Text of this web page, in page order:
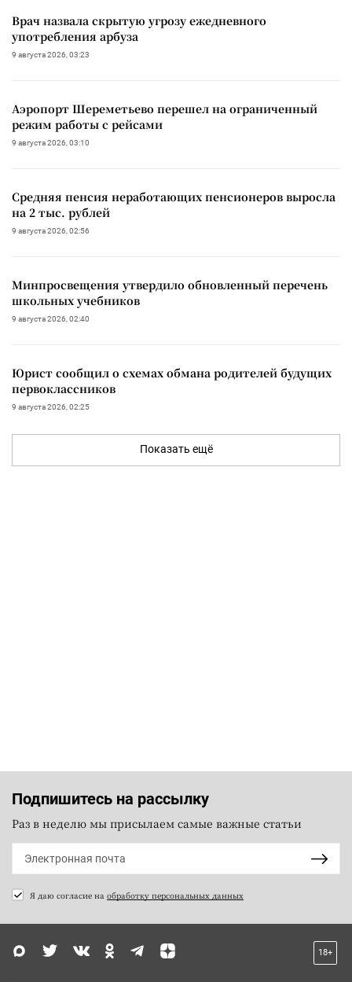
Врач назвала скрытую угрозу ежедневного
употребления арбуза
9 августа 2026, 03:23
Аэропорт Шереметьево перешел на ограниченный
режим работы с рейсами
9 августа 2026, 03:10
Средняя пенсия неработающих пенсионеров выросла
на 2 тыс. рублей
9 августа 2026, 02:56
Минпросвещения утвердило обновленный перечень
школьных учебников
9 августа 2026, 02:40
Юрист сообщил о схемах обмана родителей будущих
первоклассников
9 августа 2026, 02:25
Показать ещё
Подпишитесь на рассылку
Раз в неделю мы присылаем самые важные статьи
Я даю согласие на обработку персональных данных
18+